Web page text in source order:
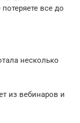
все до
несколько
из вебинаров и